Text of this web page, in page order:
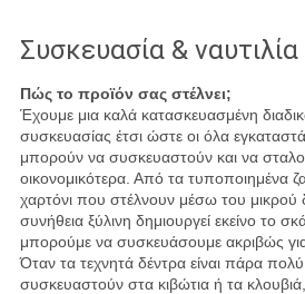
Συσκευασία & ναυτιλία
Πώς το προϊόν σας στέλνει;
Έχουμε μια καλά κατασκευασμένη
συσκευασίας έτσι ώστε οι όλα
μπορούν να συσκευαστούν και να
οικονομικότερα. Από τα τυποποιημένα
χαρτόνι που στέλνουν μέσω του μικρού
συνήθεια ξύλινη δημιουργεί εκείνο το
μπορούμε να συσκευάσουμε ακριβώς
Όταν τα τεχνητά δέντρα είναι πάρα
συσκευαστούν στα κιβώτια ή τα